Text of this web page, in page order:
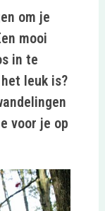
om je
mooi
in te
leuk is?
voor je op